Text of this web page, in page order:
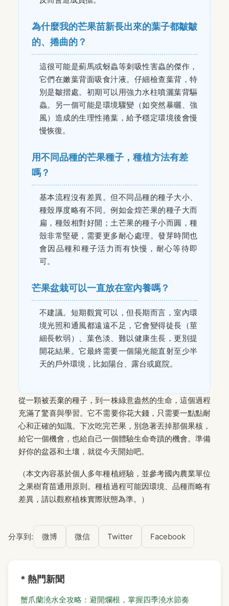
為什麼我的芒果苗新長出來的葉子都皺皺
的、捲曲的？
這很可能是薊馬或蚜蟲等刺吸性害蟲的傑作，
它們在嫩葉背面吸食汁液。仔細檢查葉背，特
別是皺摺處。初期可以用強力水柱噴灑葉背驅
蟲。另一個可能是環境驟變（如突然暴曬、強
風）造成的生理性捲葉，給予穩定環境後會慢
慢恢復。
用不同品種的芒果種子，種植方法有差
嗎？
基本流程沒有差異。但不同品種的種子大小、
種殼厚度略有不同。例如金煌芒果的種子大而
扁，種殼相對好開；土芒果的種子小而圓，種
殼非常堅硬，需要更多耐心處理。發芽時間也
會因品種和種子活力而有快慢，耐心等待即
可。
芒果盆栽可以一直放在室內養嗎？
不建議。短期觀賞可以，但長期而言，室內環
境光照和通風都遠遠不足，它會變得徒長（莖
細長軟弱）、葉色淡、難以健康生長，更別提
開花結果。它最終需要一個陽光能直射至少半
天的戶外環境，比如陽台、露台或庭院。
從一顆被丟棄的種子，到一株綠意盎然的生命，這個過程
充滿了驚喜與學習。它不需要你花大錢，只需要一點點耐
心和正確的知識。下次吃完芒果，別急著丟掉那個果核，
給它一個機會，也給自己一個體驗生命奇蹟的機會。準備
好你的盆器和土壤，就從今天開始吧。
（本文內容基於個人多年種植經驗，並參考國內農業單位
之果樹育苗通用原則。種植過程可能因環境、品種而略有
差異，請以觀察植株實際狀態為準。）
分享到: 微博 微信 Twitter Facebook
* 熱門新聞
蟹爪蘭澆水全攻略：避開爛根，掌握四季澆水節奏